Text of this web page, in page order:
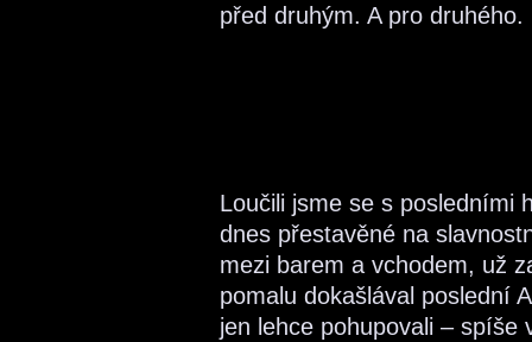
před druhým. A pro druhého.
Loučili jsme se s posledními
dnes přestavěné na
mezi barem a vchodem, už
pomalu dokašlával poslední
jen lehce pohupovali – spíše